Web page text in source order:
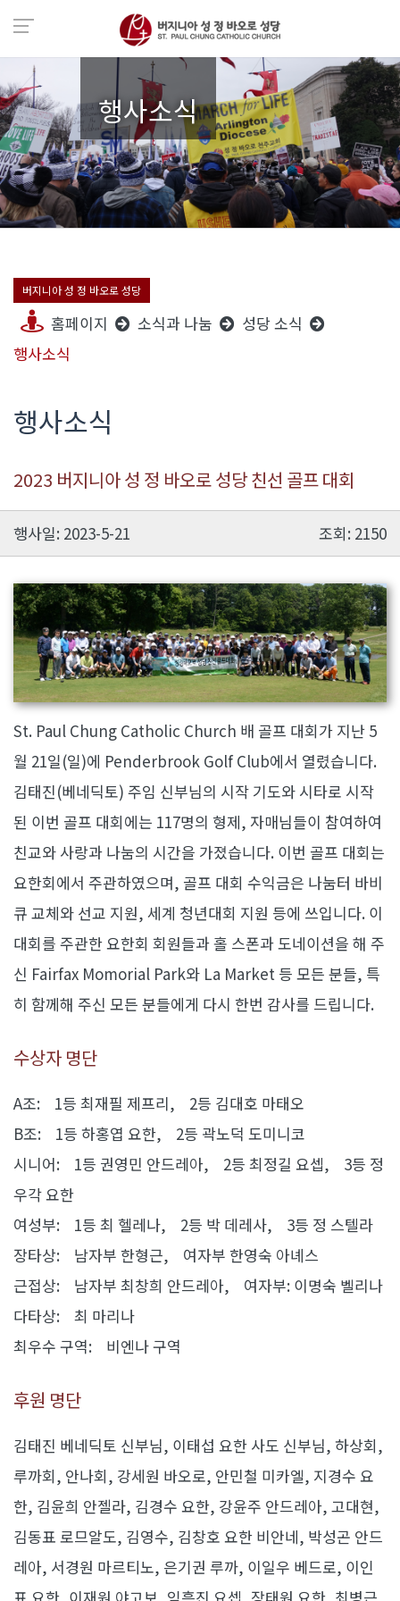
행사소식
버지니아 성 정 바오로 성당
홈페이지 소식과 나눔
성당 소식
행사소식
행사소식
2023 버지니아 성 정 바오로 성당 친선 골프 대회
행사일: 2023-5-21 조회: 2150
St. Paul Chung Catholic Church 배 골프 대회가 지난 5
월 21일(일)에 Penderbrook Golf Club에서 열렸습니다.
김태진(베네딕토) 주임 신부님의 시작 기도와 시타로 시작
된 이번 골프 대회에는 117명의 형제, 자매님들이 참여하여
친교와 사랑과 나눔의 시간을 가졌습니다. 이번 골프 대회는
요한회에서 주관하였으며, 골프 대회 수익금은 나눔터 바비
큐 교체와 선교 지원, 세계 청년대회 지원 등에 쓰입니다. 이
대회를 주관한 요한회 회원들과 홀 스폰과 도네이션을 해 주
신 Fairfax Momorial Park와 La Market 등 모든 분들, 특
히 함께해 주신 모든 분들에게 다시 한번 감사를 드립니다.
수상자 명단
A조: 1등 최재필 제프리, 2등 김대호 마태오
B조: 1등 하홍엽 요한, 2등 곽노덕 도미니코
시니어: 1등 권영민 안드레아, 2등 최정길 요셉, 3등 정
우각 요한
여성부: 1등 최 헬레나, 2등 박 데레사, 3등 정 스텔라
장타상: 남자부 한형근, 여자부 한영숙 아녜스
근접상: 남자부 최창희 안드레아, 여자부: 이명숙 벨리나
다타상: 최 마리나
최우수 구역: 비엔나 구역
후원 명단
김태진 베네딕토 신부님, 이태섭 요한 사도 신부님, 하상회,
루까회, 안나회, 강세원 바오로, 안민철 미카엘, 지경수 요
한, 김윤희 안젤라, 김경수 요한, 강윤주 안드레아, 고대현,
김동표 로므알도, 김영수, 김창호 요한 비안네, 박성곤 안드
레아, 서경원 마르티노, 은기권 루까, 이일우 베드로, 이인